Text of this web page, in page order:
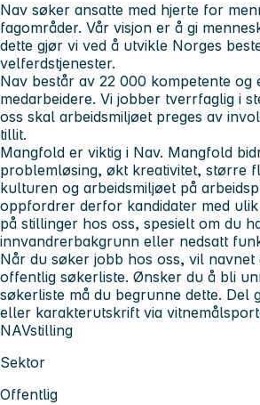
Nav søker ansatte med hjerte for
fagområder. Vår visjon er å gi
dette gjør vi ved å utvikle Norges
velferdstjenester.
Nav består av 22 000 kompetente og
medarbeidere. Vi jobber tverrfaglig i
oss skal arbeidsmiljøet preges av
tillit.
Mangfold er viktig i Nav. Mangfold
problemløsing, økt kreativitet, større
kulturen og arbeidsmiljøet på
oppfordrer derfor kandidater med
på stillinger hos oss, spesielt om du
innvandrerbakgrunn eller nedsatt
Når du søker jobb hos oss, vil navnet
offentlig søkerliste. Ønsker du å bli
søkerliste må du begrunne dette. Del
eller karakterutskrift via
NAVstilling
Sektor
Offentlig